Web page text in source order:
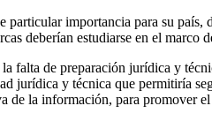
importancia para su
deberían estudiarse en el marco
falta de preparación jurídica y
jurídica y técnica que permitiría
de la información, para promover